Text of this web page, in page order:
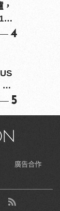
名
4
5
廣告合作